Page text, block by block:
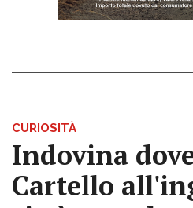
CURIOSITÀ
Indovina
Cartello